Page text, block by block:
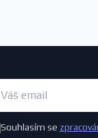
Souhlasím se